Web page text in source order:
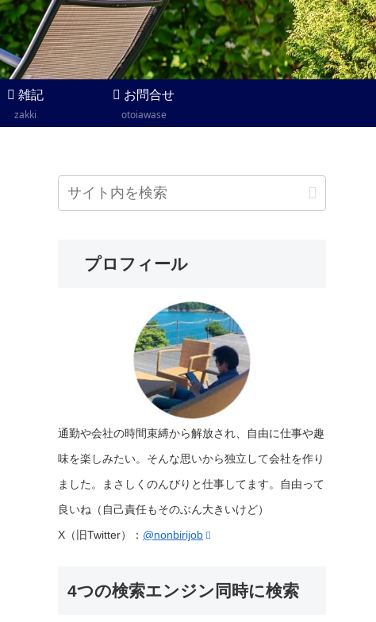
雑記
zakki
お問合せ
otoiawase
プロフィール
通勤や会社の時間束縛から解放され、自由に仕事や趣
味を楽しみたい。そんな思いから独立して会社を作り
ました。まさしくのんびりと仕事してます。自由って
良いね（自己責任もそのぶん大きいけど）
X（旧Twitter）： @nonbirijob
4つの検索エンジン同時に検索